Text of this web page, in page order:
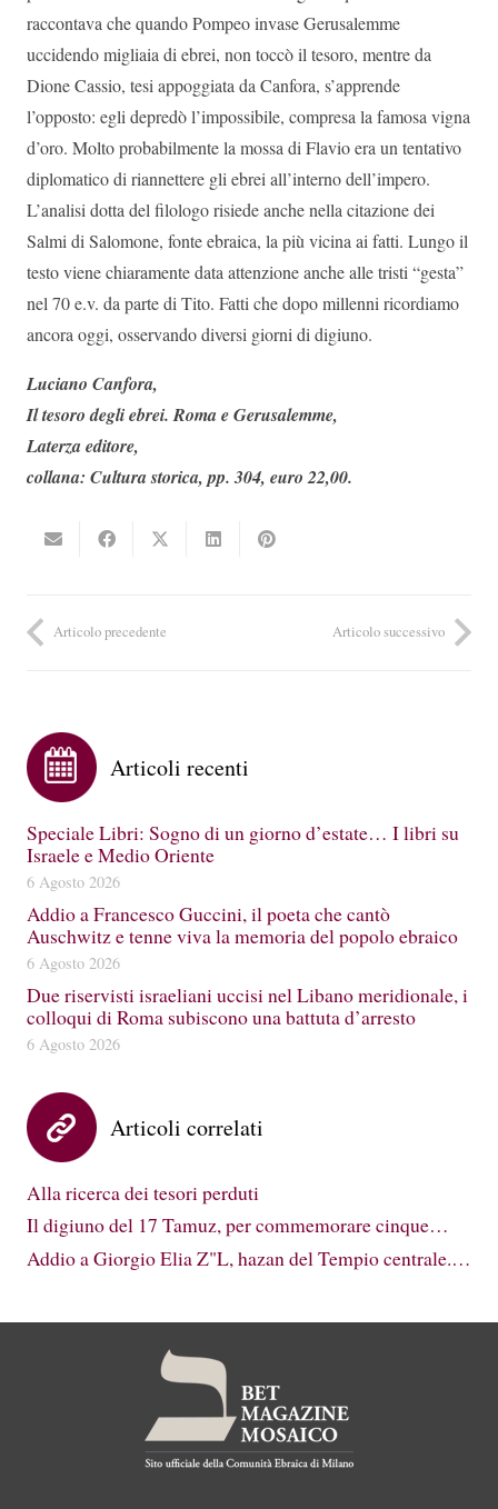
raccontava che quando Pompeo invase Gerusalemme
uccidendo migliaia di ebrei, non toccò il tesoro, mentre da
Dione Cassio, tesi appoggiata da Canfora, s’apprende
l’opposto: egli depredò l’impossibile, compresa la famosa vigna
d’oro. Molto probabilmente la mossa di Flavio era un tentativo
diplomatico di riannettere gli ebrei all’interno dell’impero.
L’analisi dotta del filologo risiede anche nella citazione dei
Salmi di Salomone, fonte ebraica, la più vicina ai fatti. Lungo il
testo viene chiaramente data attenzione anche alle tristi “gesta”
nel 70 e.v. da parte di Tito. Fatti che dopo millenni ricordiamo
ancora oggi, osservando diversi giorni di digiuno.
Luciano Canfora,
Il tesoro degli ebrei.Roma e Gerusalemme,
Laterza editore,
collana: Cultura storica,pp. 304, euro 22,00.
Articolo precedente Articolo successivo
Articoli recenti
Speciale Libri: Sogno di un giorno d’estate… I libri su
Israele e Medio Oriente
6 Agosto 2026
Addio a Francesco Guccini, il poeta che cantò
Auschwitz e tenne viva la memoria del popolo ebraico
6 Agosto 2026
Due riservisti israeliani uccisi nel Libano meridionale, i
colloqui di Roma subiscono una battuta d’arresto
6 Agosto 2026
Articoli correlati
Alla ricerca dei tesori perduti
Il digiuno del 17 Tamuz, per commemorare cinque…
Addio a Giorgio Elia Z"L, hazan del Tempio centrale.…